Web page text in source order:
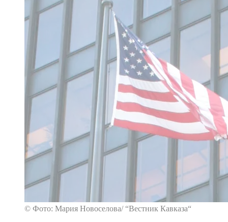
© Фото: Мария Новоселова/ “Вестник Кавказа“